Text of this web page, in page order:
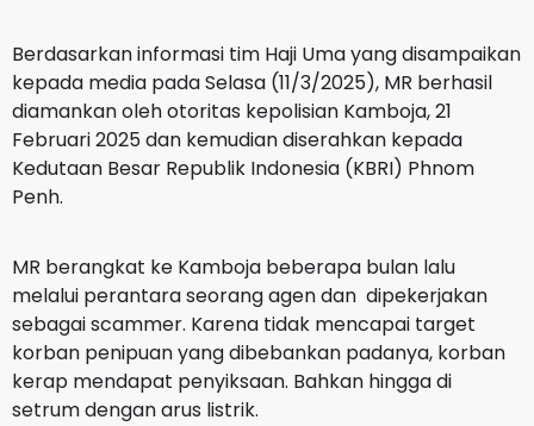
Berdasarkan informasi tim Haji Uma yang disampaikan
kepada media pada Selasa (11/3/2025), MR berhasil
diamankan oleh otoritas kepolisian Kamboja, 21
Februari 2025 dan kemudian diserahkan kepada
Kedutaan Besar Republik Indonesia (KBRI) Phnom
Penh.
MR berangkat ke Kamboja beberapa bulan lalu
melalui perantara seorang agen dan dipekerjakan
sebagai scammer. Karena tidak mencapai target
korban penipuan yang dibebankan padanya, korban
kerap mendapat penyiksaan. Bahkan hingga di
setrum dengan arus listrik.